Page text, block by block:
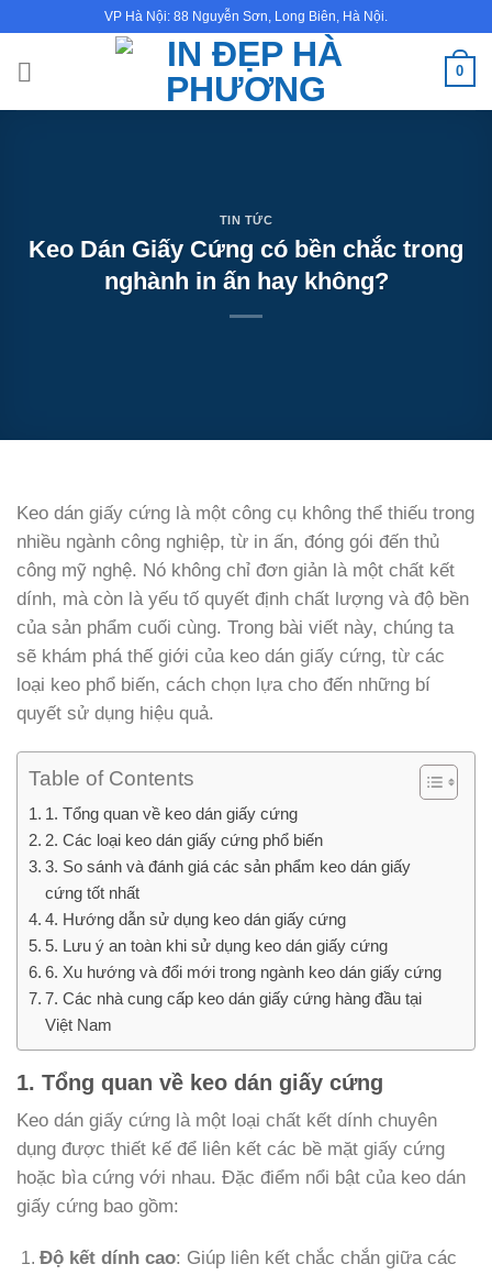
nội
VP Hà Nội: 88 Nguyễn Sơn, Long Biên, Hà Nội.
0
TIN TỨC
Keo Dán Giấy Cứng có bền chắc trong
nghành in ấn hay không?
Keo dán giấy cứng là một công cụ không thể thiếu trong
nhiều ngành công nghiệp, từ in ấn, đóng gói đến thủ
công mỹ nghệ. Nó không chỉ đơn giản là một chất kết
dính, mà còn là yếu tố quyết định chất lượng và độ bền
của sản phẩm cuối cùng. Trong bài viết này, chúng ta
sẽ khám phá thế giới của keo dán giấy cứng, từ các
loại keo phổ biến, cách chọn lựa cho đến những bí
quyết sử dụng hiệu quả.
Table of Contents
1. Tổng quan về keo dán giấy cứng
2. Các loại keo dán giấy cứng phổ biến
3. So sánh và đánh giá các sản phẩm keo dán giấy
cứng tốt nhất
4. Hướng dẫn sử dụng keo dán giấy cứng
5. Lưu ý an toàn khi sử dụng keo dán giấy cứng
6. Xu hướng và đổi mới trong ngành keo dán giấy cứng
7. Các nhà cung cấp keo dán giấy cứng hàng đầu tại
Việt Nam
1. Tổng quan về keo dán giấy cứng
Keo dán giấy cứng là một loại chất kết dính chuyên
dụng được thiết kế để liên kết các bề mặt giấy cứng
hoặc bìa cứng với nhau. Đặc điểm nổi bật của keo dán
giấy cứng bao gồm:
Độ kết dính cao: Giúp liên kết chắc chắn giữa các